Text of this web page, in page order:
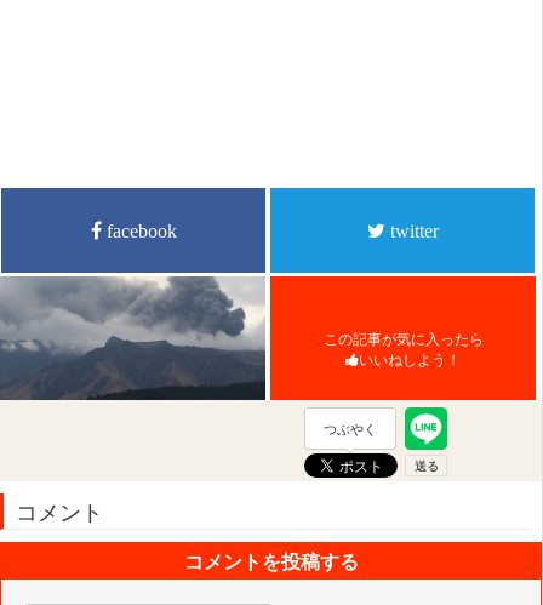
facebook twitter
この記事が気に入ったら
いいねしよう！
つぶやく
コメント
コメントを投稿する